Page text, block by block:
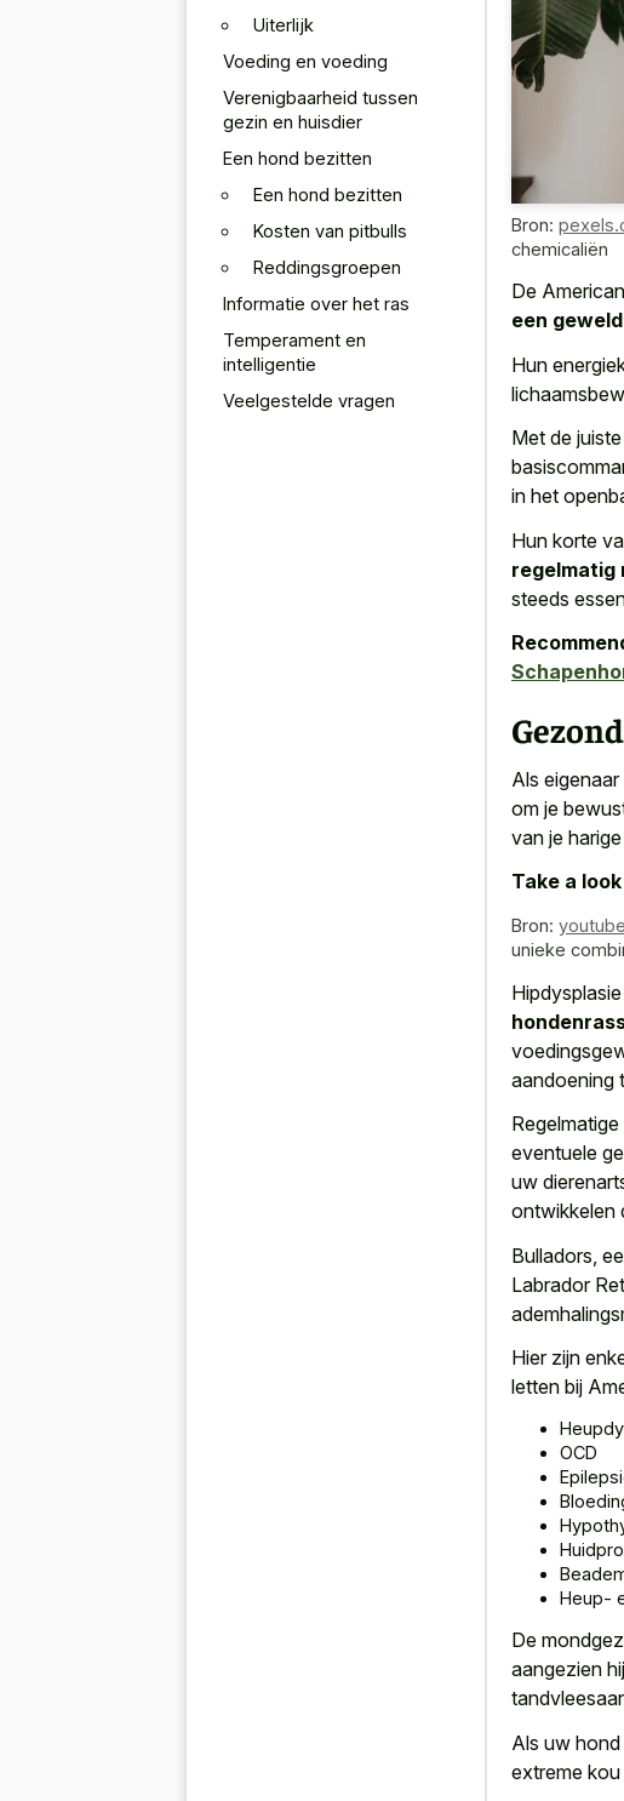
Uiterlijk
Voeding en voeding
Verenigbaarheid tussen
gezin en huisdier
Een hond bezitten
Een hond bezitten
Kosten van pitbulls
Reddingsgroepen
Informatie over het ras
Temperament en
intelligentie
Veelgestelde vragen
Bron:
chemicaliën
De
een
Hun
Met de
in het
Hun korte
regelmatig
steeds
Als
om je
van je
Take a
Bron:
unieke
aandoening
eventuele
uw
ontwikkelen
Bulladors,
Labrador
Hier zijn
letten bij
OCD
Heup-
De
aangezien
Als uw
extreme